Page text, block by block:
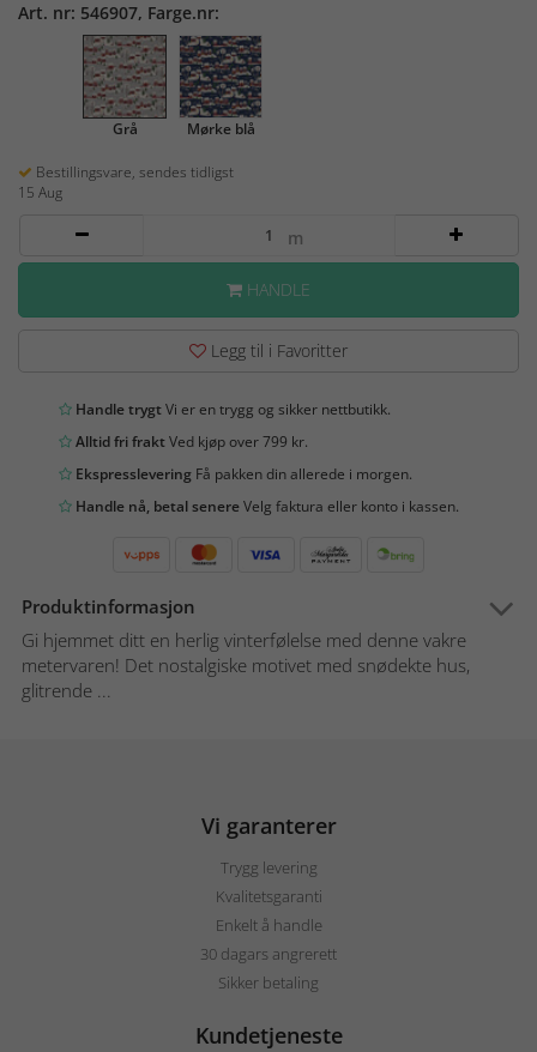
Art. nr: 546907, Farge.nr:
Grå Mørke blå
Bestillingsvare, sendes tidligst
15 Aug
m
HANDLE
Legg til i Favoritter
Handle trygtVi er en trygg og sikker nettbutikk.
Alltid fri fraktVed kjøp over 799 kr.
Ekspresslevering Få pakken din allerede i morgen.
Handle nå, betal senereVelg faktura eller konto i kassen.
Produktinformasjon
Gi hjemmet ditt en herlig vinterfølelse med denne vakre
metervaren! Det nostalgiske motivet med snødekte hus,
glitrende ...
Vi garanterer
Trygg levering
Kvalitetsgaranti
Enkelt å handle
30 dagars angrerett
Sikker betaling
Kundetjeneste